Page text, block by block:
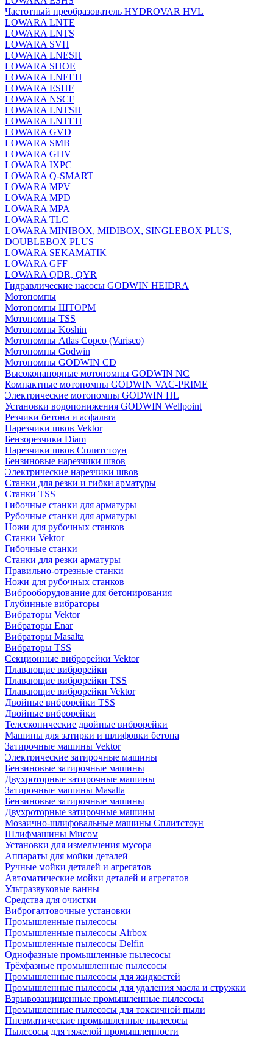
Частотный преобразователь HYDROVAR HVL
LOWARA LNTE
LOWARA LNTS
LOWARA SVH
LOWARA LNESH
LOWARA SHOE
LOWARA LNEEH
LOWARA ESHF
LOWARA NSCF
LOWARA LNTSH
LOWARA LNTEH
LOWARA GVD
LOWARA SMB
LOWARA GHV
LOWARA IXPС
LOWARA Q-SMART
LOWARA MPV
LOWARA MPD
LOWARA MPA
LOWARA TLC
LOWARA MINIBOX, MIDIBOX, SINGLEBOX PLUS,
DOUBLEBOX PLUS
LOWARA SEKAMATIK
LOWARA GFF
LOWARA QDR, QYR
Гидравлические насосы GODWIN HEIDRA
Мотопомпы
Мотопомпы ШТОРМ
Мотопомпы TSS
Мотопомпы Koshin
Мотопомпы Atlas Copco (Varisco)
Мотопомпы Godwin
Мотопомпы GODWIN CD
Высоконапорные мотопомпы GODWIN NC
Компактные мотопомпы GODWIN VAC-PRIME
Электрические мотопомпы GODWIN HL
Установки водопонижения GODWIN Wellpoint
Резчики бетона и асфальта
Нарезчики швов Vektor
Бензорезчики Diam
Нарезчики швов Сплитстоун
Бензиновые нарезчики швов
Электрические нарезчики швов
Станки для резки и гибки арматуры
Станки TSS
Гибочные станки для арматуры
Рубочные станки для арматуры
Ножи для рубочных станков
Станки Vektor
Гибочные станки
Станки для резки арматуры
Правильно-отрезные станки
Ножи для рубочных станков
Виброоборудование для бетонирования
Глубинные вибраторы
Вибраторы Vektor
Вибраторы Enar
Вибраторы Masalta
Вибраторы TSS
Секционные виброрейки Vektor
Плавающие виброрейки
Плавающие виброрейки TSS
Плавающие виброрейки Vektor
Двойные виброрейки TSS
Двойные виброрейки
Телескопические двойные виброрейки
Машины для затирки и шлифовки бетона
Затирочные машины Vektor
Электрические затирочные машины
Бензиновые затирочные машины
Двухроторные затирочные машины
Затирочные машины Masalta
Бензиновые затирочные машины
Двухроторные затирочные машины
Мозаично-шлифовальные машины Сплитстоун
Шлифмашины Мисом
Установки для измельчения мусора
Аппараты для мойки деталей
Ручные мойки деталей и агрегатов
Автоматические мойки деталей и агрегатов
Ультразвуковые ванны
Средства для очистки
Виброгалтовочные установки
Промышленные пылесосы
Промышленные пылесосы Airbox
Промышленные пылесосы Delfin
Однофазные промышленные пылесосы
Трёхфазные промышленные пылесосы
Промышленные пылесосы для жидкостей
Промышленные пылесосы для удаления масла и стружки
Взрывозащищенные промышленные пылесосы
Промышленные пылесосы для токсичной пыли
Пневматические промышленные пылесосы
Пылесосы для тяжелой промышленности